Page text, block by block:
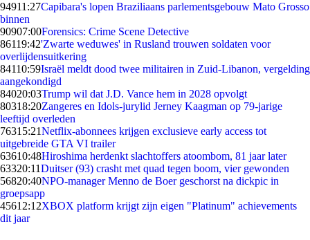
94911:27Capibara's lopen Braziliaans parlementsgebouw Mato Grosso
binnen
90907:00Forensics: Crime Scene Detective
86119:42'Zwarte weduwes' in Rusland trouwen soldaten voor
overlijdensuitkering
84110:59Israël meldt dood twee militairen in Zuid-Libanon, vergelding
aangekondigd
84020:03Trump wil dat J.D. Vance hem in 2028 opvolgt
80318:20Zangeres en Idols-jurylid Jerney Kaagman op 79-jarige
leeftijd overleden
76315:21Netflix-abonnees krijgen exclusieve early access tot
uitgebreide GTA VI trailer
63610:48Hiroshima herdenkt slachtoffers atoombom, 81 jaar later
63320:11Duitser (93) crasht met quad tegen boom, vier gewonden
56820:40NPO-manager Menno de Boer geschorst na dickpic in
groepsapp
45612:12XBOX platform krijgt zijn eigen "Platinum" achievements
dit jaar